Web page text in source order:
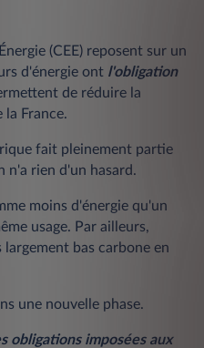
(CEE) reposent sur un
d'énergie ont l'obligation
de réduire la
la France.
fait pleinement partie
n'a rien d'un hasard.
moins d'énergie qu'un
usage. Par ailleurs,
largement bas carbone en
une nouvelle phase.
obligations imposées aux